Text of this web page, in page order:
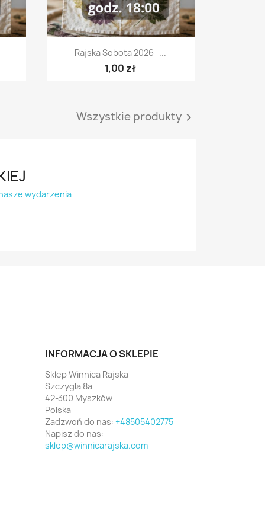
Szybki podgląd
Rajska Sobota 2026 -...
1,00 zł
Wszystkie produkty 
wydarzenia
INFORMACJA O SKLEPIE
Sklep Winnica Rajska
Szczygla 8a
42-300 Myszków
Polska
Zadzwoń do nas: +48505402775
Napisz do nas:
sklep@winnicarajska.com